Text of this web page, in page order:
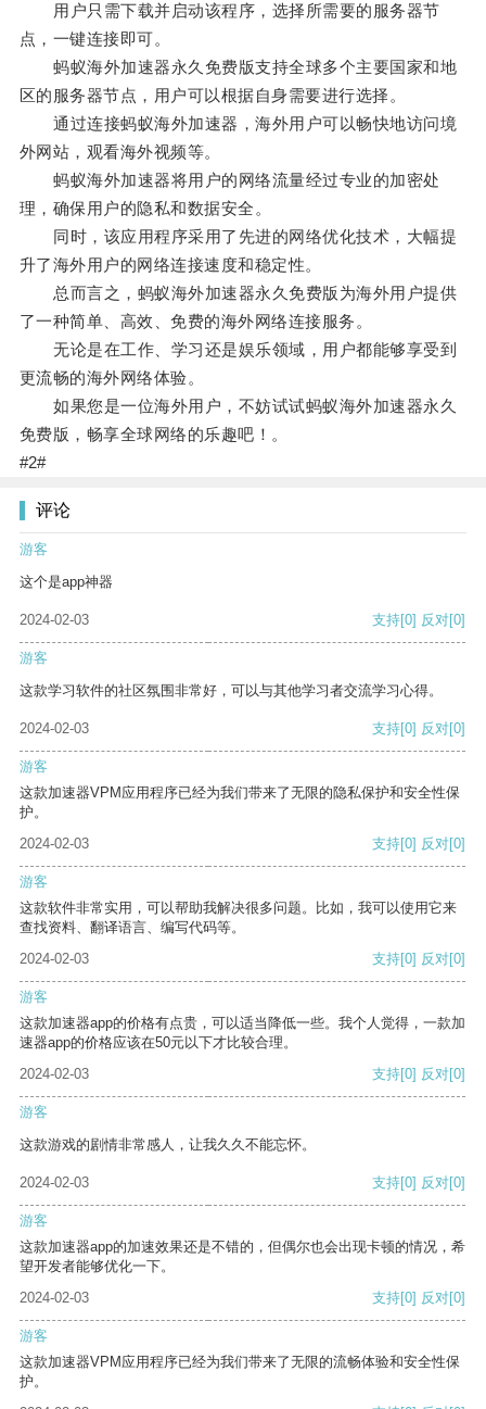
用户只需下载并启动该程序，选择所需要的服务器节
点，一键连接即可。
蚂蚁海外加速器永久免费版支持全球多个主要国家和地
区的服务器节点，用户可以根据自身需要进行选择。
通过连接蚂蚁海外加速器，海外用户可以畅快地访问境
外网站，观看海外视频等。
蚂蚁海外加速器将用户的网络流量经过专业的加密处
理，确保用户的隐私和数据安全。
同时，该应用程序采用了先进的网络优化技术，大幅提
升了海外用户的网络连接速度和稳定性。
总而言之，蚂蚁海外加速器永久免费版为海外用户提供
了一种简单、高效、免费的海外网络连接服务。
无论是在工作、学习还是娱乐领域，用户都能够享受到
更流畅的海外网络体验。
如果您是一位海外用户，不妨试试蚂蚁海外加速器永久
免费版，畅享全球网络的乐趣吧！。
#2#
评论
游客
这个是app神器
2024-02-03 支持[0] 反对[0]
游客
这款学习软件的社区氛围非常好，可以与其他学习者交流学习心得。
2024-02-03 支持[0] 反对[0]
游客
这款加速器VPM应用程序已经为我们带来了无限的隐私保护和安全性保
护。
2024-02-03
支持[0] 反对[0]
游客
这款软件非常实用，可以帮助我解决很多问题。比如，我可以使用它来
查找资料、翻译语言、编写代码等。
2024-02-03
支持[0] 反对[0]
游客
这款加速器app的价格有点贵，可以适当降低一些。我个人觉得，一款加
速器app的价格应该在50元以下才比较合理。
2024-02-03
支持[0] 反对[0]
游客
这款游戏的剧情非常感人，让我久久不能忘怀。
2024-02-03 支持[0] 反对[0]
游客
这款加速器app的加速效果还是不错的，但偶尔也会出现卡顿的情况，希
望开发者能够优化一下。
2024-02-03
支持[0] 反对[0]
游客
这款加速器VPM应用程序已经为我们带来了无限的流畅体验和安全性保
护。